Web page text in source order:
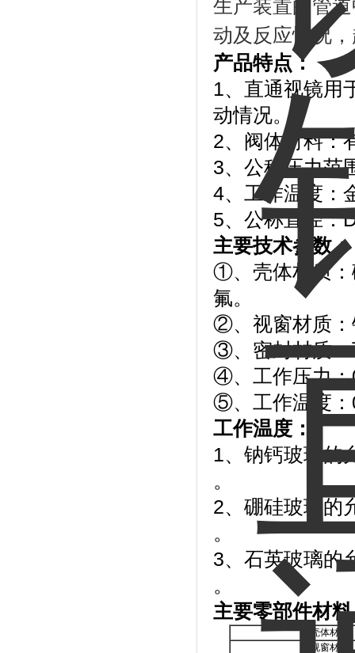
生产装置的管
动及反应情况
产品特点：
1、直通视镜用
动情况。
2、阀体材料：
3、公称压力范
4、工作温度
5、公称直径：
主要技术参数：
①、壳体材质：
氟。
②、视窗材质：
③、密封材质：
④、工作压力：
⑤、工作温度
工作温度：
1、钠钙玻璃
。
2、硼硅玻璃
。
3、石英玻璃
。
主要零部件材
壳体材质
视窗材料